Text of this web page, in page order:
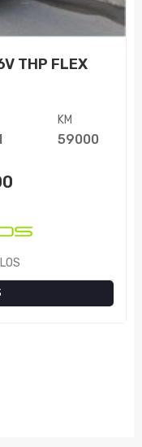
THP FLEX
KM
59000